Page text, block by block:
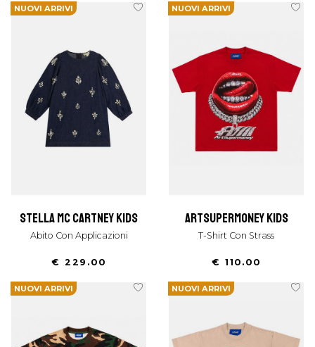
NUOVI ARRIVI
stella mc cartney kids
Abito Con Applicazioni
€ 229.00
NUOVI ARRIVI
artsupermoney kids
T-Shirt Con Strass
€ 110.00
NUOVI ARRIVI NUOVI ARRIVI